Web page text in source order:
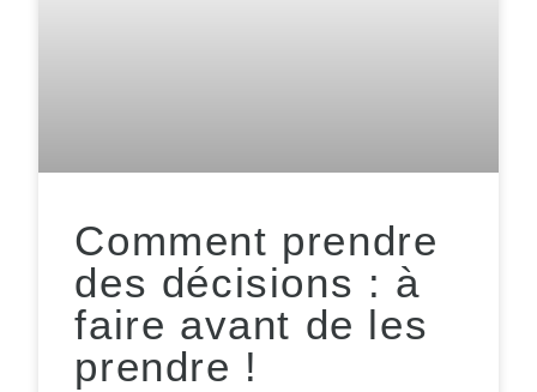
Comment prendre
des décisions : à
faire avant de les
prendre !